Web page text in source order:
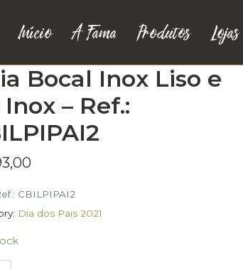
Início A Fama Produtos Lojas
Bocal Inox Liso e
Inox – Ref.:
CBILPIPAI2
Dia dos Pais 2021